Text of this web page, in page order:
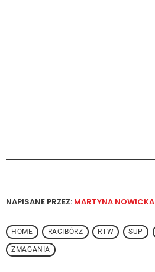
NAPISANE PRZEZ: MARTYNA
HOME RACIBÓRZ RTW SUP
ZMAGANIA